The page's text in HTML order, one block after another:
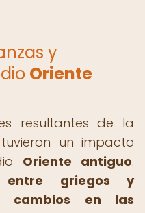
y
Oriente
resultantes de la
un impacto
Oriente antiguo.
entre griegos y
cambios en las